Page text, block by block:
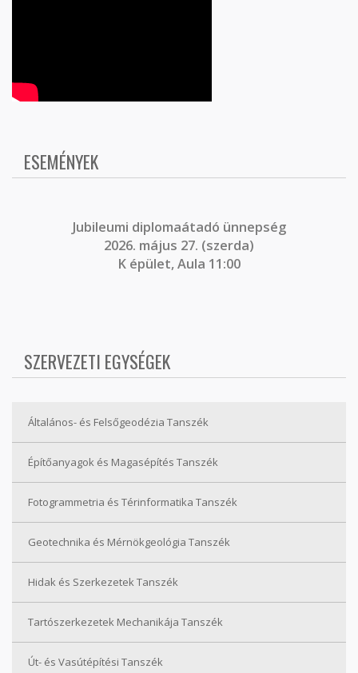
ESEMÉNYEK
Jubileumi diplomaátadó ünnepség
2026. május 27. (szerda)
K épület, Aula 11:00
SZERVEZETI EGYSÉGEK
Általános- és Felsőgeodézia Tanszék
Építőanyagok és Magasépítés Tanszék
Fotogrammetria és Térinformatika Tanszék
Geotechnika és Mérnökgeológia Tanszék
Hidak és Szerkezetek Tanszék
Tartószerkezetek Mechanikája Tanszék
Út- és Vasútépítési Tanszék